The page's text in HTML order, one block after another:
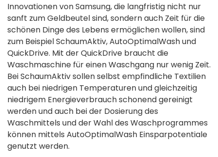
Innovationen von Samsung, die langfristig nicht nur
sanft zum Geldbeutel sind, sondern auch Zeit für die
schönen Dinge des Lebens ermöglichen wollen, sind
zum Beispiel SchaumAktiv, AutoOptimalWash und
QuickDrive. Mit der QuickDrive braucht die
Waschmaschine für einen Waschgang nur wenig Zeit.
Bei SchaumAktiv sollen selbst empfindliche Textilien
auch bei niedrigen Temperaturen und gleichzeitig
niedrigem Energieverbrauch schonend gereinigt
werden und auch bei der Dosierung des
Waschmittels und der Wahl des Waschprogrammes
können mittels AutoOptimalWash Einsparpotentiale
genutzt werden.